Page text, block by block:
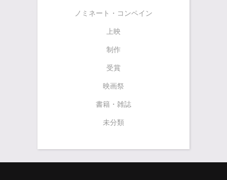
ノミネート・コンペイン
上映
制作
受賞
映画祭
書籍・雑誌
未分類